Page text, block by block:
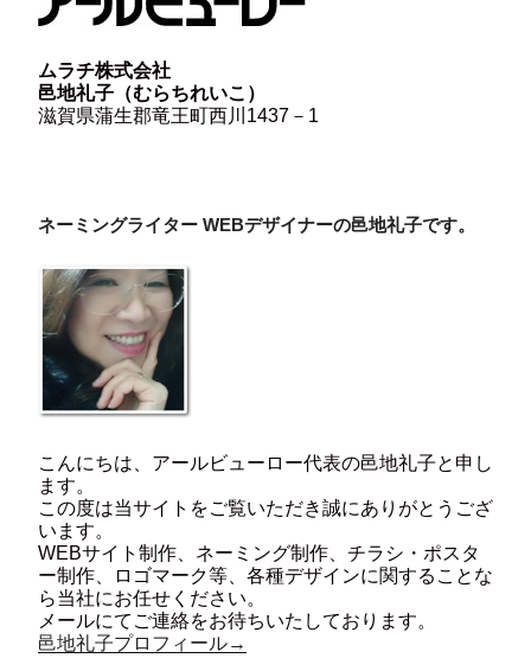
ムラチ株式会社
邑地礼子（むらちれいこ）
滋賀県蒲生郡竜王町西川1437－1
ネーミングライター WEBデザイナーの邑地礼子です。
こんにちは、アールビューロー代表の邑地礼子と申し
ます。
この度は当サイトをご覧いただき誠にありがとうござ
います。
WEBサイト制作、ネーミング制作、チラシ・ポスタ
ー制作、ロゴマーク等、各種デザインに関することな
ら当社にお任せください。
メールにてご連絡をお待ちいたしております。
邑地礼子プロフィール→